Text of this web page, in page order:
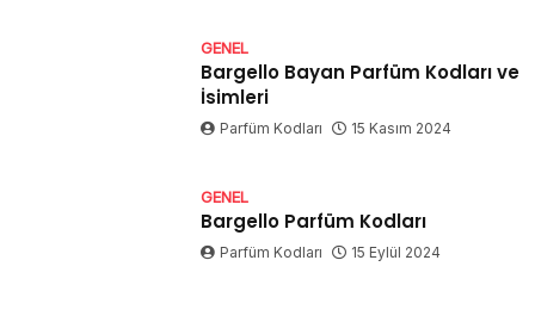
GENEL
Bargello Bayan Parfüm Kodları ve
İsimleri
Parfüm Kodları 15 Kasım 2024
GENEL
Bargello Parfüm Kodları
Parfüm Kodları 15 Eylül 2024